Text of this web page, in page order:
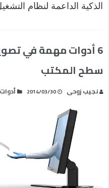
الذكية الداعمة لنظام
6 أدوات مهمة في
سطح المكتب
نجيب زوحى 2014/03/30 أدوات